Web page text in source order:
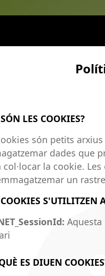
LES COOKIES?
són petits
dades que
col·locar la cookie.
un
S'UTILITZEN
ES DIUEN